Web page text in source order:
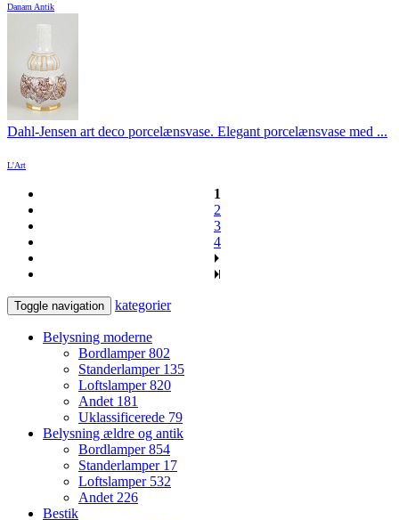
Danam Antik
Dahl-Jensen art deco porcelænsvase. Elegant porcelænsvase med ...
L'Art
1
2
3
4
Toggle navigation kategorier
Belysning moderne
Bordlamper802
Standerlamper 135
Loftslamper820
Andet 181
Uklassificerede 79
Belysning ældre og antik
Bordlamper854
Standerlamper 17
Loftslamper 532
Andet 226
Bestik